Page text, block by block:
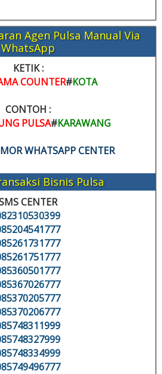
Agen Pulsa Manual Via
WhatsApp
KETIK :
COUNTER#KOTA
CONTOH :
PULSA#KARAWANG
WHATSAPP CENTER
Bisnis Pulsa
CENTER